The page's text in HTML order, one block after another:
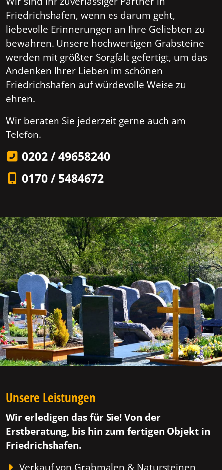
Friedrichshafen, wenn es darum geht,
liebevolle Erinnerungen an Ihre Geliebten zu
bewahren. Unsere hochwertigen Grabsteine
werden mit größter Sorgfalt gefertigt, um das
Andenken Ihrer Lieben im schönen
Friedrichshafen auf würdevolle Weise zu
ehren.
Wir beraten Sie jederzeit gerne auch am
Telefon.
0202 / 49658240
0170 / 5484672
Unsere Leistungen
Wir erledigen das für Sie! Von der
Erstberatung, bis hin zum fertigen Objekt in
Friedrichshafen.
Verkauf von Grabmalen & Natursteinen